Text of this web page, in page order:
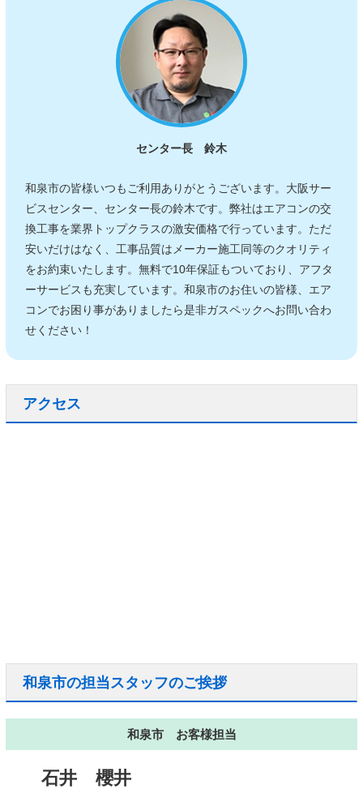
センター長 鈴木
和泉市の皆様いつもご利用ありがとうございます。大阪サー
ビスセンター、センター長の鈴木です。弊社はエアコンの交
換工事を業界トップクラスの激安価格で行っています。ただ
安いだけはなく、工事品質はメーカー施工同等のクオリティ
をお約束いたします。無料で10年保証もついており、アフタ
ーサービスも充実しています。和泉市のお住いの皆様、エア
コンでお困り事がありましたら是非ガスペックへお問い合わ
せください！
アクセス
和泉市の担当スタッフのご挨拶
和泉市 お客様担当
石井 櫻井